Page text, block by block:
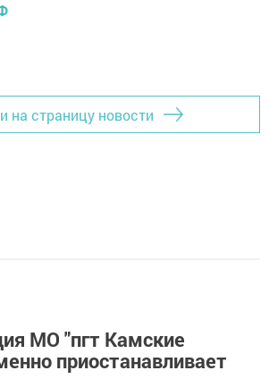
на страницу новости
МО "пгт Камские
приостанавливает